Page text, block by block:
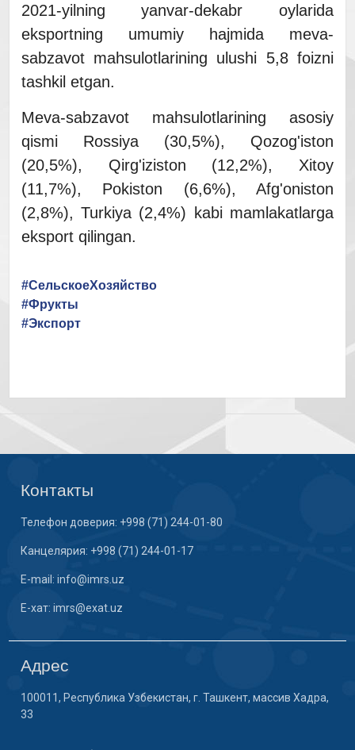
2021-yilning yanvar-dekabr oylarida
eksportning umumiy hajmida meva-
sabzavot mahsulotlarining ulushi 5,8 foizni
tashkil etgan.
Meva-sabzavot mahsulotlarining asosiy
qismi Rossiya (30,5%), Qozog'iston
(20,5%), Qirg'iziston (12,2%), Xitoy
(11,7%), Pokiston (6,6%), Afg'oniston
(2,8%), Turkiya (2,4%) kabi mamlakatlarga
eksport qilingan.
#СельскоеХозяйство
#Фрукты
#Экспорт
Контакты
Телефон доверия: +998 (71) 244-01-80
Канцелярия: +998 (71) 244-01-17
E-mail: info@imrs.uz
E-хат: imrs@exat.uz
Адрес
100011, Республика Узбекистан, г. Ташкент, массив Хадра,
33